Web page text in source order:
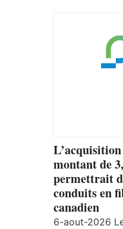
montant de
permettrait
conduits en
canadien
6-aout-2026